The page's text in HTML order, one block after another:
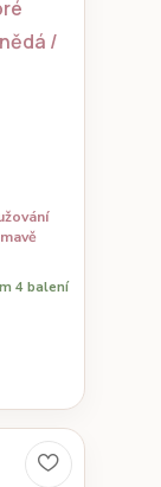
4 balení